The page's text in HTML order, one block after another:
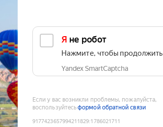
Я не робот
Нажмите, чтобы продолжить
Yandex SmartCaptcha
Если у вас возникли проблемы, пожалуйста,
воспользуйтесьформой обратной связи
9177423657994211829:1786021711